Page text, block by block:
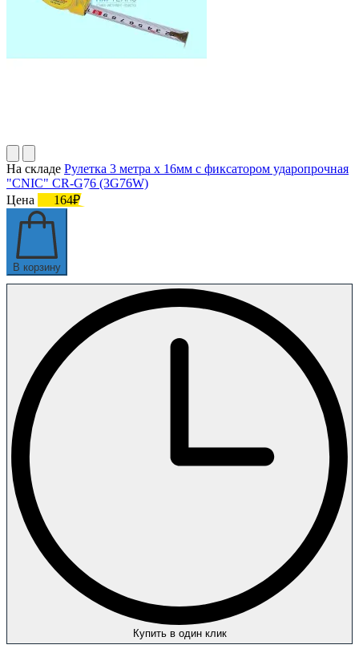
На складе Рулетка 3 метра х 16мм с фиксатором ударопрочная
"CNIC" CR-G76 (3G76W)
Цена
164₽
В корзину
Купить в один клик